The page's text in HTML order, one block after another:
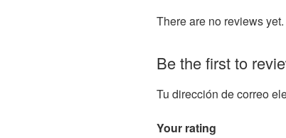
There are no reviews yet.
Be the first to
Tu dirección de correo
Your rating